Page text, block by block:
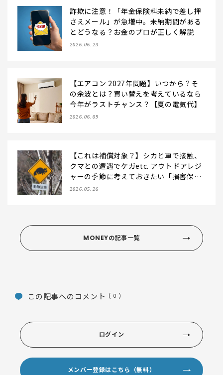
詐欺に注意！「年金保険料未納で差し押
さえメール」が急増中。未納期間がある
とどうなる？お金のプロが正しく解説
2026.06.23
【エアコン 2027年問題】いつから？そ
の余波とは？買い替えを考えているなら
今年がラストチャンス？【夏の電気代】
2026.06.09
【これは補償対象？】シカと車で接触、
クマとの遭遇でケガetc. アウトドアレジ
ャーの季節に考えておきたい「損害保
険」
2026.05.26
MONEYの記事一覧
この記事へのコメント ( 0 )
ログイン
メンバー登録はこちら（無料）